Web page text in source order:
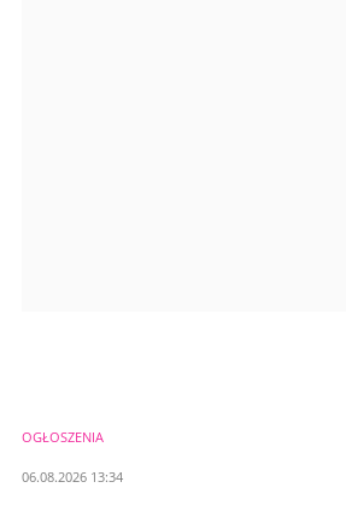
OGŁOSZENIA
06.08.2026 13:34